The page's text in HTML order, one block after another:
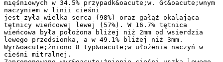
mięśniowych w 34.5% przypadk&oacute;w. Gł&oacute;wnym
naczyniem w linii cieśni
jest żyła wielka serca (98%) oraz gałąź okalająca
tętnicy wieńcowej lewej (57%). W 16.7% tętnica
wieńcowa była położona bliżej niż 2mm od wsierdzia
lewego przedsionka, a w 49.1% bliżej niż 3mm.
Wyr&oacute;żniono 8 typ&oacute;w ułożenia naczyń w
cieśni mitralnej.